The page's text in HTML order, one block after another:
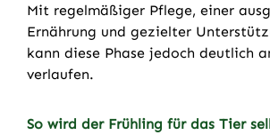
Mit regelmäßiger Pflege, einer
Ernährung und gezielter
kann diese Phase jedoch deutlich
verlaufen.
So wird der Frühling für das Tier